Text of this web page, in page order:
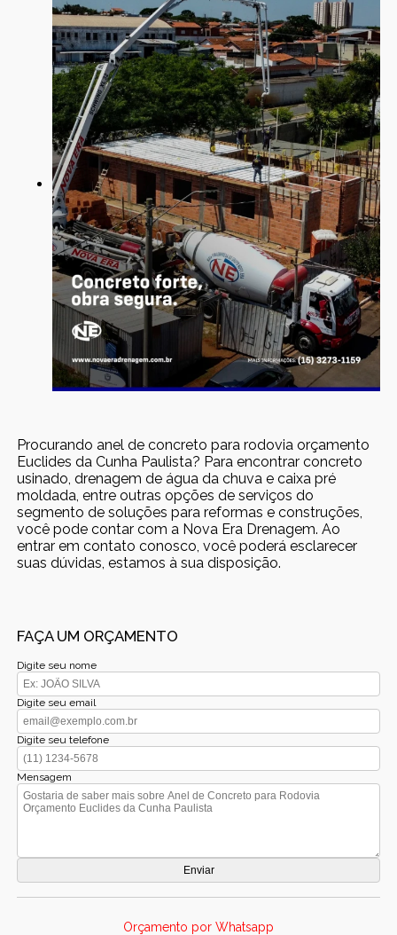
Procurando anel de concreto para rodovia orçamento
Euclides da Cunha Paulista? Para encontrar concreto
usinado, drenagem de água da chuva e caixa pré
moldada, entre outras opções de serviços do
segmento de soluções para reformas e construções,
você pode contar com a Nova Era Drenagem. Ao
entrar em contato conosco, você poderá esclarecer
suas dúvidas, estamos à sua disposição.
FAÇA UM ORÇAMENTO
Digite seu nome
Digite seu email
Digite seu telefone
Mensagem
Orçamento por Whatsapp